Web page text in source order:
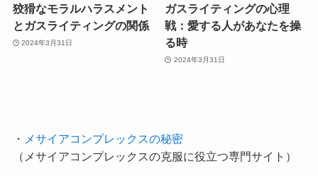
狡猾なモラルハラスメント
とガスライティングの関係
2024年3月31日
ガスライティングの心理
戦：愛する人があなたを操
る時
2024年3月31日
・
メサイアコンプレックスの秘密
（メサイアコンプレックスの克服に役立つ専門サイト）